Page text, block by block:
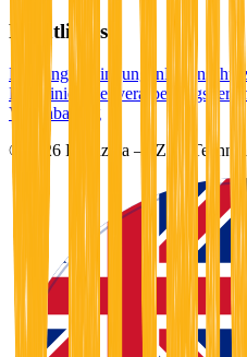
Rechtliches
Nutzungsbedingungen
Richtlinie
Vereinbarung
©
2026 Foodzilla — Zilla